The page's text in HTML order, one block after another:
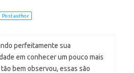
Post author
perfeitamente sua
em conhecer um pouco mais
bem observou, essas são